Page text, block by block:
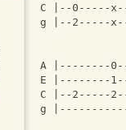
C |--0-----
g |--2-----
A |--------
E |--------
C |--2-----
g